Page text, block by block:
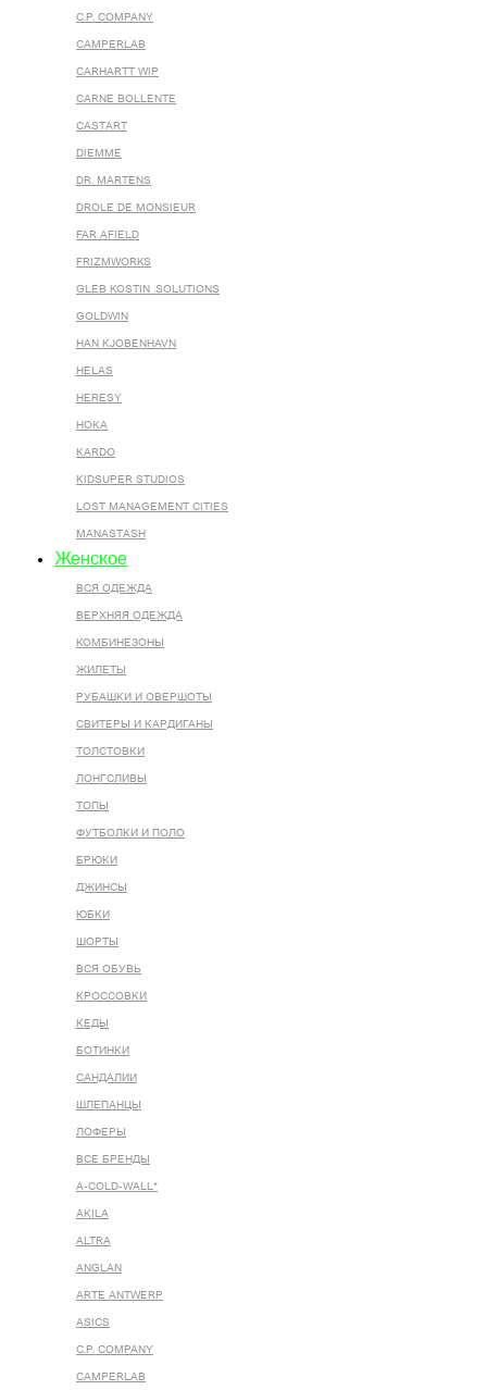
C.P. COMPANY
CAMPERLAB
CARHARTT WIP
CARNE BOLLENTE
CASTART
DIEMME
DR. MARTENS
DROLE DE MONSIEUR
FAR AFIELD
FRIZMWORKS
GLEB KOSTIN .SOLUTIONS
GOLDWIN
HAN KJOBENHAVN
HELAS
HERESY
HOKA
KARDO
KIDSUPER STUDIOS
LOST MANAGEMENT CITIES
MANASTASH
Женское
ВСЯ ОДЕЖДА
ВЕРХНЯЯ ОДЕЖДА
КОМБИНЕЗОНЫ
ЖИЛЕТЫ
РУБАШКИ И ОВЕРШОТЫ
СВИТЕРЫ И КАРДИГАНЫ
ТОЛСТОВКИ
ЛОНГСЛИВЫ
ТОПЫ
ФУТБОЛКИ И ПОЛО
БРЮКИ
ДЖИНСЫ
ЮБКИ
ШОРТЫ
ВСЯ ОБУВЬ
КРОССОВКИ
КЕДЫ
БОТИНКИ
САНДАЛИИ
ШЛЕПАНЦЫ
ЛОФЕРЫ
ВСЕ БРЕНДЫ
A-COLD-WALL*
AKILA
ALTRA
ANGLAN
ARTE ANTWERP
ASICS
C.P. COMPANY
CAMPERLAB